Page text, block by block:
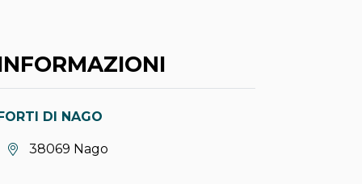
FORTI DI NAGO
Località:38069 Nago